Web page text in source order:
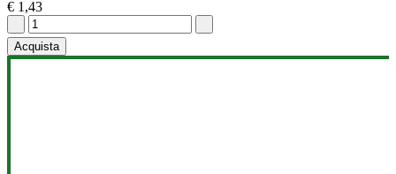
€ 1,43
Acquista